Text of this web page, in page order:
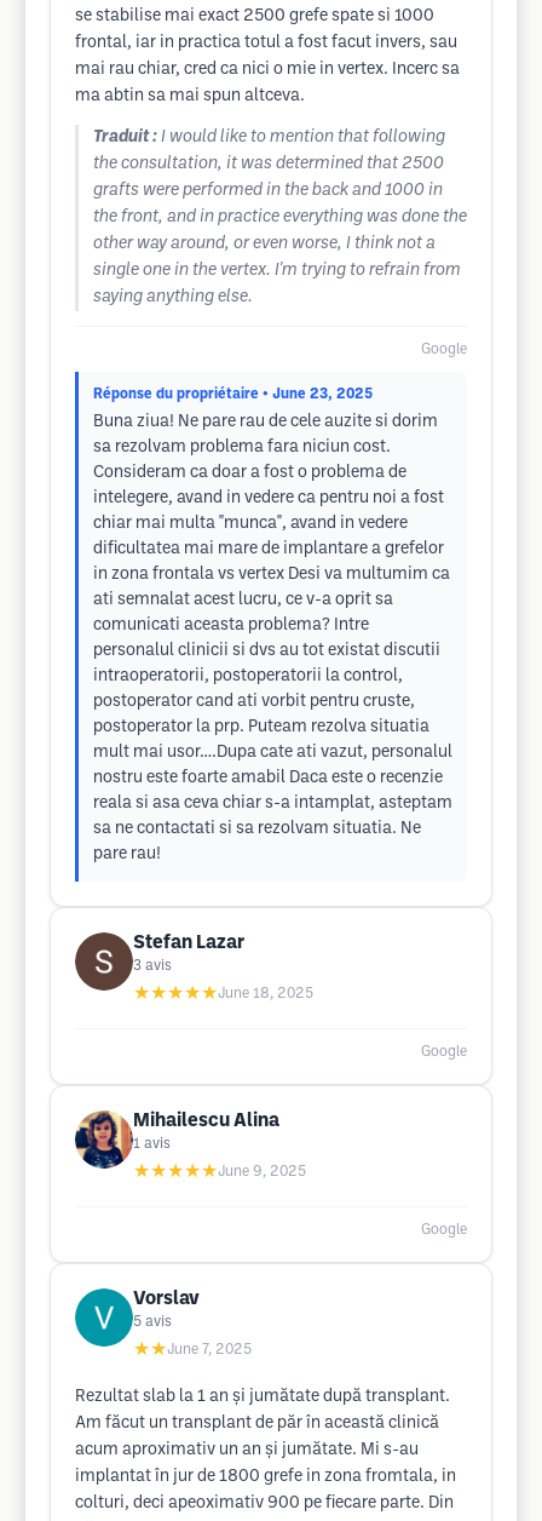
se stabilise mai exact 2500 grefe spate si 1000
frontal, iar in practica totul a fost facut invers, sau
mai rau chiar, cred ca nici o mie in vertex. Incerc sa
ma abtin sa mai spun altceva.
Traduit : I would like to mention that following
the consultation, it was determined that 2500
grafts were performed in the back and 1000 in
the front, and in practice everything was done the
other way around, or even worse, I think not a
single one in the vertex. I'm trying to refrain from
saying anything else.
Google
Réponse du propriétaire • June 23, 2025
Buna ziua! Ne pare rau de cele auzite si dorim
sa rezolvam problema fara niciun cost.
Consideram ca doar a fost o problema de
intelegere, avand in vedere ca pentru noi a fost
chiar mai multa "munca", avand in vedere
dificultatea mai mare de implantare a grefelor
in zona frontala vs vertex Desi va multumim ca
ati semnalat acest lucru, ce v-a oprit sa
comunicati aceasta problema? Intre
personalul clinicii si dvs au tot existat discutii
intraoperatorii, postoperatorii la control,
postoperator cand ati vorbit pentru cruste,
postoperator la prp. Puteam rezolva situatia
mult mai usor….Dupa cate ati vazut, personalul
nostru este foarte amabil Daca este o recenzie
reala si asa ceva chiar s-a intamplat, asteptam
sa ne contactati si sa rezolvam situatia. Ne
pare rau!
Stefan Lazar
3 avis
★★★★★June 18, 2025
Google
Mihailescu Alina
1 avis
★★★★★June 9, 2025
Google
Vorslav
5 avis
★★June 7, 2025
Rezultat slab la 1 an și jumătate după transplant.
Am făcut un transplant de păr în această clinică
acum aproximativ un an și jumătate. Mi s-au
implantat în jur de 1800 grefe in zona fromtala, in
colturi, deci apeoximativ 900 pe fiecare parte. Din